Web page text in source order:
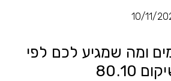
ומה שמגיע לכם לפי